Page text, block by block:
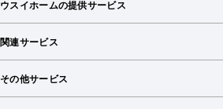
ウスイホームの提供サービス
関連サービス
その他サービス